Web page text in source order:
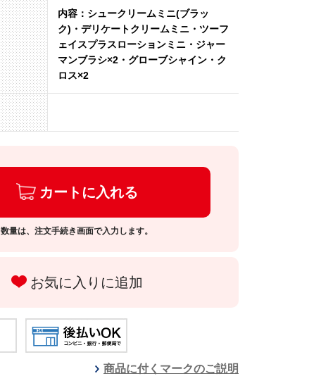
内容：シュークリームミニ(ブラッ
ク)・デリケートクリームミニ・ツーフ
ェイスプラスローションミニ・ジャー
マンブラシ×2・グローブシャイン・ク
ロス×2
カートに入れる
数量は、注文手続き画面で入力します。
お気に入りに追加
商品に付くマークのご説明